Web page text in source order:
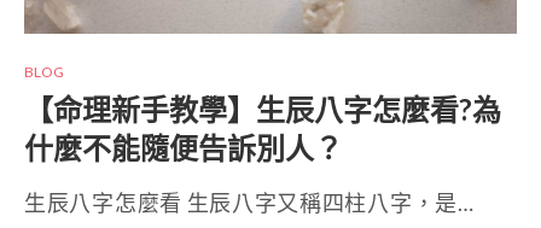
BLOG
【命理新手教學】生辰八字怎麼看?為
什麼不能隨便告訴別人？
生辰八字怎麼看 生辰八字又稱四柱八字，是…